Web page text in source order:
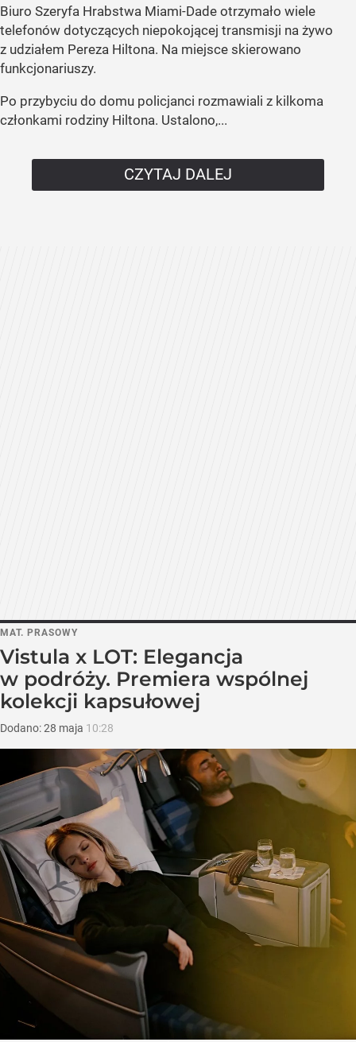
Biuro Szeryfa Hrabstwa Miami-Dade otrzymało wiele
telefonów dotyczących niepokojącej transmisji na żywo
z udziałem Pereza Hiltona. Na miejsce skierowano
funkcjonariuszy.
Po przybyciu do domu policjanci rozmawiali z kilkoma
członkami rodziny Hiltona. Ustalono,...
CZYTAJ DALEJ
MAT. PRASOWY
Vistula x LOT: Elegancja
w podróży. Premiera wspólnej
kolekcji kapsułowej
Dodano:28 maja 10:28